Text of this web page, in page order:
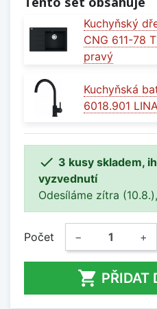
Kuchyňský
CNG 611-78
pravý
Kuchyňská
6018.901
 3 kusy skladem,
vyzvednutí
Odesíláme zítra
Počet − +
 PŘIDAT